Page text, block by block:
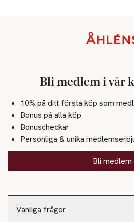
Vanliga frågor
Bli medlem i vår
10% på ditt första köp som
Bonus på alla köp
Bonuscheckar
Personliga & unika
Bli medlem